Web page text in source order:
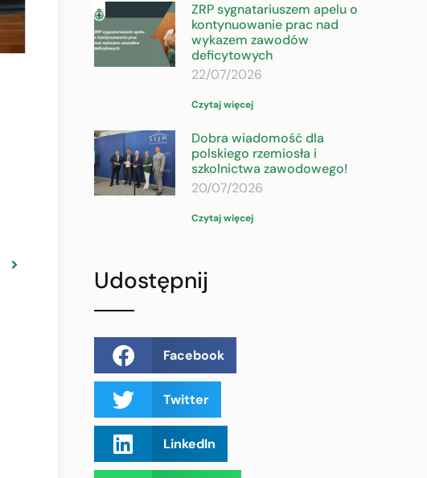
ZRP sygnatariuszem apelu o
kontynuowanie prac nad
wykazem zawodów
deficytowych
22/07/2026
Czytaj więcej
Dobra wiadomość dla
polskiego rzemiosła i
szkolnictwa zawodowego!
20/07/2026
Czytaj więcej
Udostępnij
Facebook
Twitter
LinkedIn